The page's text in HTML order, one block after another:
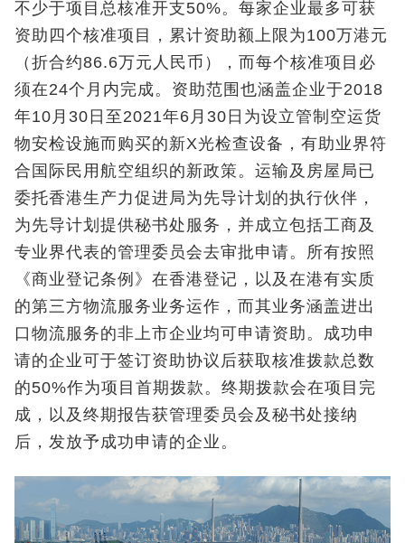
不少于项目总核准开支50%。每家企业最多可获
资助四个核准项目，累计资助额上限为100万港元
（折合约86.6万元人民币），而每个核准项目必
须在24个月内完成。资助范围也涵盖企业于2018
年10月30日至2021年6月30日为设立管制空运货
物安检设施而购买的新X光检查设备，有助业界符
合国际民用航空组织的新政策。运输及房屋局已
委托香港生产力促进局为先导计划的执行伙伴，
为先导计划提供秘书处服务，并成立包括工商及
专业界代表的管理委员会去审批申请。所有按照
《商业登记条例》在香港登记，以及在港有实质
的第三方物流服务业务运作，而其业务涵盖进出
口物流服务的非上市企业均可申请资助。成功申
请的企业可于签订资助协议后获取核准拨款总数
的50%作为项目首期拨款。终期拨款会在项目完
成，以及终期报告获管理委员会及秘书处接纳
后，发放予成功申请的企业。